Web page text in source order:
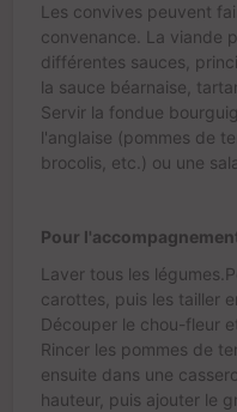
Les convives peuvent
convenance. La viande
différentes sauces,
la sauce béarnaise,
Servir la fondue
l'anglaise (pommes de
brocolis, etc.) ou une
Pour
Laver tous les
carottes, puis les tailler
Découper le chou-fleur
Rincer les pommes de
ensuite dans une
hauteur, puis ajouter le